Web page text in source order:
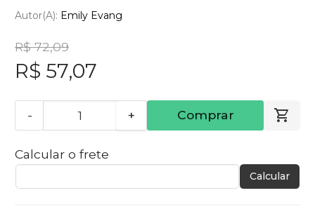
Autor(a): Emily Evang
R$ 72,09
R$ 57,07
- + Comprar
Calcular o frete
Calcular